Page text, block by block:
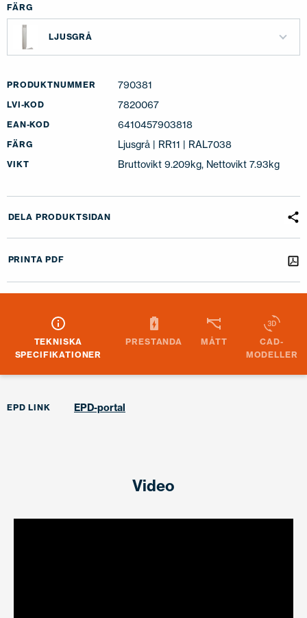
FÄRG
LJUSGRÅ
PRODUKTNUMMER 790381
LVI-KOD 7820067
EAN-KOD 6410457903818
FÄRG Ljusgrå | RR11 | RAL7038
VIKT Bruttovikt 9.209kg, Nettovikt 7.93kg
DELA PRODUKTSIDAN
PRINTA PDF
TEKNISKA
SPECIFIKATIONER
PRESTANDA MÅTT
CAD-
MODELLER
EPD LINK EPD-portal
Video